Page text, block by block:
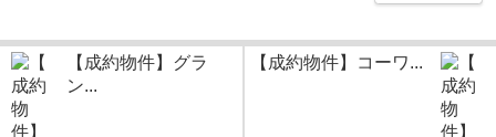
【成約物件】グラ
ン...
【成約物件】コーワ...